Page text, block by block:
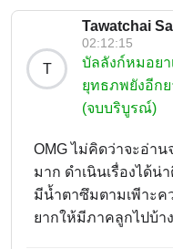
T
Tawatchai
02:12:15
บัลลังก์หมอยา
ยุทธภพยังอีก
(จบบริบูรณ์)
OMG ไม่คิดว่าจะอ่าน
มาก ดำเนินเรื่องได้น่
มีน้ำตาซึมตามเพีาะค
ยากให้มีภาคลูกไปบ้า